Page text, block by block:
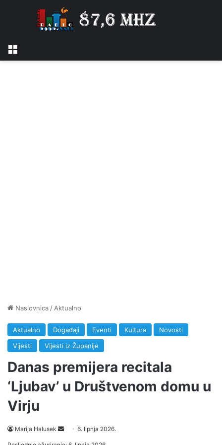
Naslovnica / Aktualno
Aktualno Događaji Eventi Kultura
Novosti
Vijesti
Vijesti iz Županije
Danas premijera recitala
‘Ljubav’ u Društvenom domu u
Virju
Marija Halusek 6. lipnja 2026.